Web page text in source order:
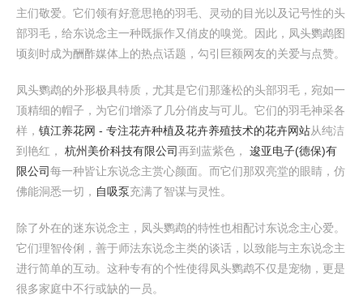
主们敬爱。它们领有好意思艳的羽毛、灵动的目光以及记号性的头
部羽毛，给东说念主一种既振作又俏皮的嗅觉。因此，凤头鹦鹉图
顷刻时成为酬酢媒体上的热点话题，勾引巨额网友的关爱与点赞。
凤头鹦鹉的外形极具特质，尤其是它们那蓬松的头部羽毛，宛如一
顶精细的帽子，为它们增添了几分俏皮与可儿。它们的羽毛神采各
样， 镇江养花网 - 专注花卉种植及花卉养殖技术的花卉网站从纯洁
到艳红， 杭州美价科技有限公司再到蓝紫色， 逡亚电子(德保)有
限公司每一种皆让东说念主赏心颜面。而它们那双亮堂的眼睛，仿
佛能洞悉一切， 自吸泵充满了智谋与灵性。
除了外在的迷东说念主，凤头鹦鹉的特性也相配讨东说念主心爱。
它们理智伶俐，善于师法东说念主类的谈话，以致能与主东说念主
进行简单的互动。这种专有的个性使得凤头鹦鹉不仅是宠物，更是
很多家庭中不行或缺的一员。